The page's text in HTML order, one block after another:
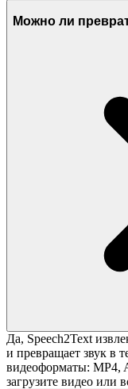
Можно ли
Да, Speech2Text
и превращает звук в
видеоформаты:
загрузите видео или